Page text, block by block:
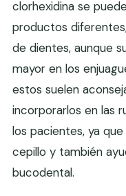
clorhexidina se
productos
de dientes, aunque
mayor en los
estos suelen
incorporarlos en las
los pacientes, ya
cepillo y también
bucodental.